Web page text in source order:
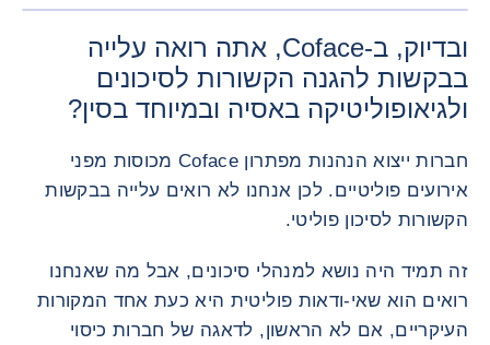
ובדיוק, ב-Coface, אתה רואה עלייה
בבקשות להגנה הקשורות לסיכונים
ולגיאופוליטיקה באסיה ובמיוחד בסין?
חברות ייצוא הנהנות מפתרון Coface מכוסות מפני
אירועים פוליטיים. לכן אנחנו לא רואים עלייה בבקשות
הקשורות לסיכון פוליטי.
זה תמיד היה נושא למנהלי סיכונים, אבל מה שאנחנו
רואים הוא שאי-ודאות פוליטית היא כעת אחד המקורות
העיקריים, אם לא הראשון, לדאגה של חברות כיסוי